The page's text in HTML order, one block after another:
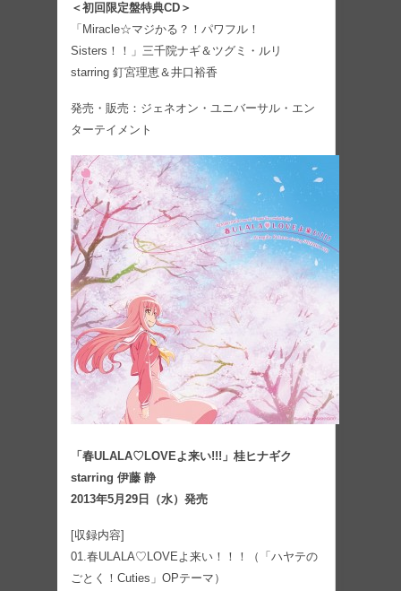
＜初回限定盤特典CD＞
「Miracle☆マジかる？！パワフル！
Sisters！！」三千院ナギ＆ツグミ・ルリ
starring 釘宮理恵＆井口裕香
発売・販売：ジェネオン・ユニバーサル・エン
ターテイメント
「春ULALA♡LOVEよ来い!!!」桂ヒナギク
starring 伊藤 静
2013年5月29日（水）発売
[収録内容]
01.春ULALA♡LOVEよ来い！！！（「ハヤテの
ごとく！Cuties」OPテーマ）